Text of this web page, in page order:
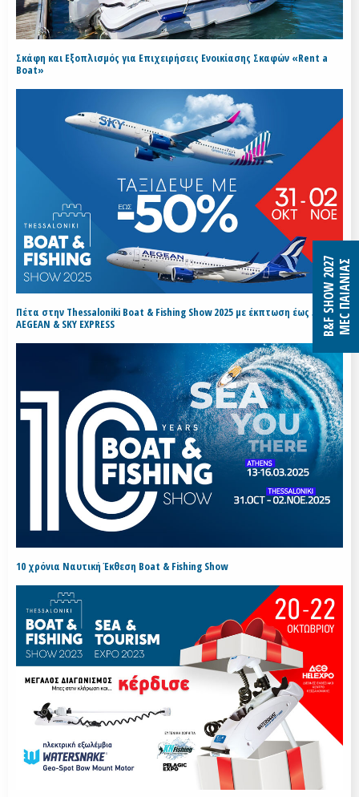
Σκάφη και Εξοπλισμός για Επιχειρήσεις Ενοικίασης Σκαφών «Rent a
Boat»
Πέτα στην Thessaloniki Boat & Fishing Show 2025 με έκπτωση έως 50% με
AEGEAN & SKY EXPRESS
10 χρόνια Ναυτική Έκθεση Boat & Fishing Show
B&F SHOW 2027MEC ΠΑΙΑΝΙΑΣ